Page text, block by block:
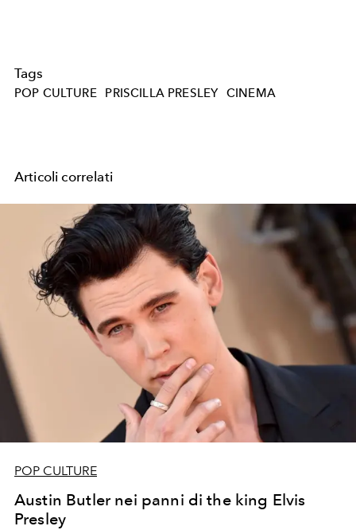
Tags
POP CULTURE PRISCILLA PRESLEY CINEMA
Articoli correlati
POP CULTURE
Austin Butler nei panni di the king Elvis
Presley